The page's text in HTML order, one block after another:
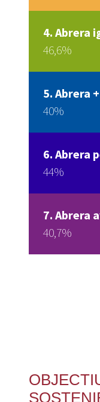
Abrera
46,6%
Abrera
40%
Abrera
44%
Abrera
40,7%